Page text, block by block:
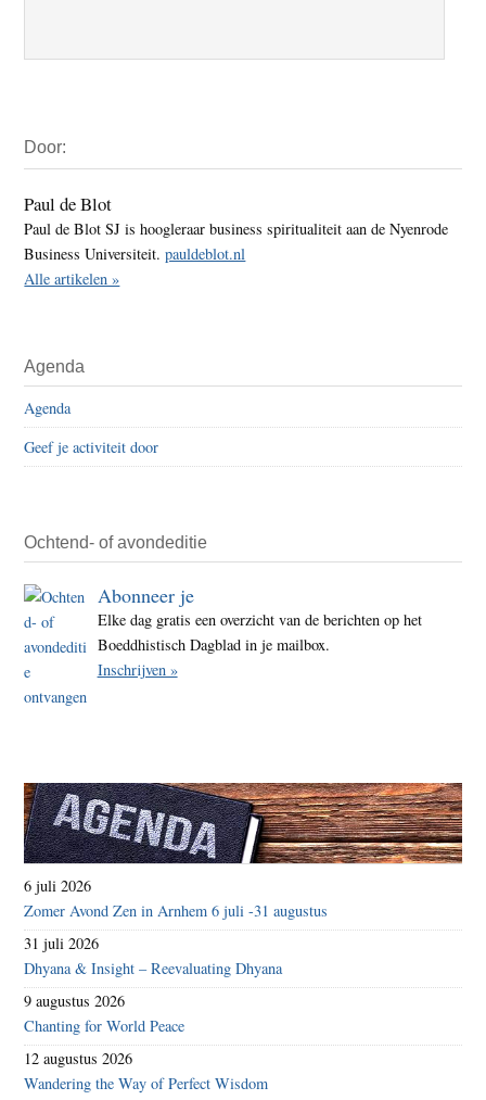
Sidebar
Door:
Paul de Blot
Paul de Blot SJ is hoogleraar business spiritualiteit aan de Nyenrode
Business Universiteit.pauldeblot.nl
Alle artikelen »
Agenda
Agenda
Geef je activiteit door
Ochtend- of avondeditie
Abonneer je
Elke dag gratis een overzicht van de berichten op het
Boeddhistisch Dagblad in je mailbox.
Inschrijven »
6 juli 2026
Zomer Avond Zen in Arnhem 6 juli -31 augustus
31 juli 2026
Dhyana & Insight – Reevaluating Dhyana
9 augustus 2026
Chanting for World Peace
12 augustus 2026
Wandering the Way of Perfect Wisdom